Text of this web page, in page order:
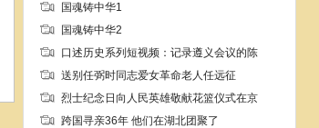
国魂铸中华1
国魂铸中华2
口述历史系列短视频：记录遵义会议的陈
送别任弼时同志爱女革命老人任远征
烈士纪念日向人民英雄敬献花篮仪式在京
跨国寻亲36年 他们在湖北团聚了